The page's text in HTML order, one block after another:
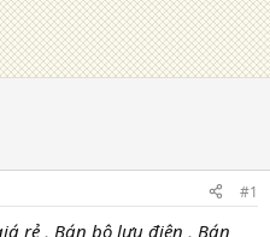
#1
rẻ , Bán bộ lưu điên , Bán